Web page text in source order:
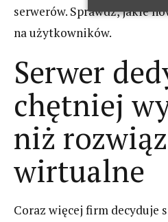
serwerów. Sprawdź, jakie
na użytkowników.
Serwer
chętniej
niż
wirtualne
Coraz więcej firm decyduje